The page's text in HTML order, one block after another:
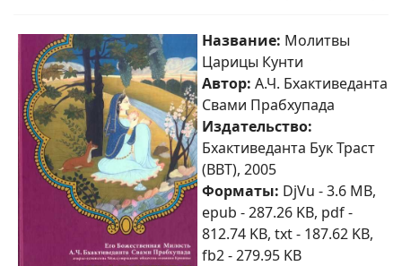
Название: Молитвы
Царицы Кунти
Автор: А.Ч. Бхактиведанта
Свами Прабхупада
Издательство:
Бхактиведанта Бук Траст
(BBT), 2005
Форматы: DjVu - 3.6 MB,
epub - 287.26 KB, pdf -
812.74 KB, txt - 187.62 KB,
fb2 - 279.95 KB